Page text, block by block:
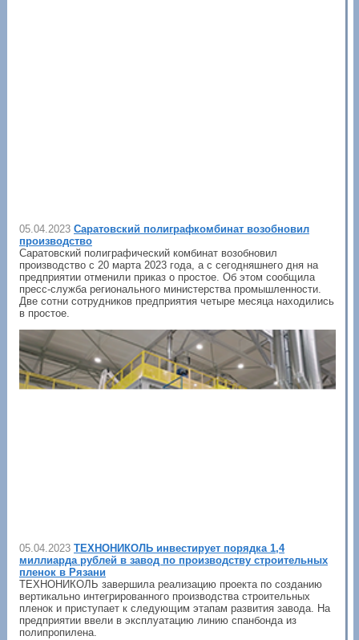
05.04.2023 Саратовский полиграфкомбинат возобновил
производство
Саратовский полиграфический комбинат возобновил
производство с 20 марта 2023 года, а с сегодняшнего дня на
предприятии отменили приказ о простое. Об этом сообщила
пресс-служба регионального министерства промышленности.
Две сотни сотрудников предприятия четыре месяца находились
в простое.
05.04.2023 ТЕХНОНИКОЛЬ инвестирует порядка 1,4
миллиарда рублей в завод по производству строительных
пленок в Рязани
ТЕХНОНИКОЛЬ завершила реализацию проекта по созданию
вертикально интегрированного производства строительных
пленок и приступает к следующим этапам развития завода. На
предприятии ввели в эксплуатацию линию спанбонда из
полипропилена.